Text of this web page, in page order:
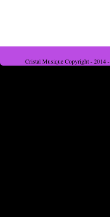
Cristal Musique Copyright - 2014 -